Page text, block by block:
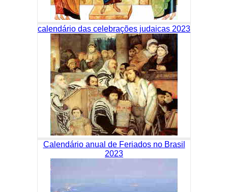
calendário das celebrações judaicas 2023
Calendário anual de Feriados no Brasil
2023